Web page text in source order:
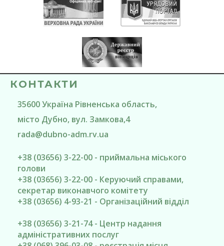
КОНТАКТИ
35600Україна Рівненська область,
місто Дубно, вул. Замкова,4
rada@dubno-adm.rv.ua
+38 (03656) 3-22-00 - приймальна міського
голови
+38 (03656) 3-22-00 - Керуючий справами,
секретар виконавчого комітету
+38 (03656) 4-93-21 - Організаційний відділ
+38 (03656) 3-21-74 - Центр надання
адміністративних послуг